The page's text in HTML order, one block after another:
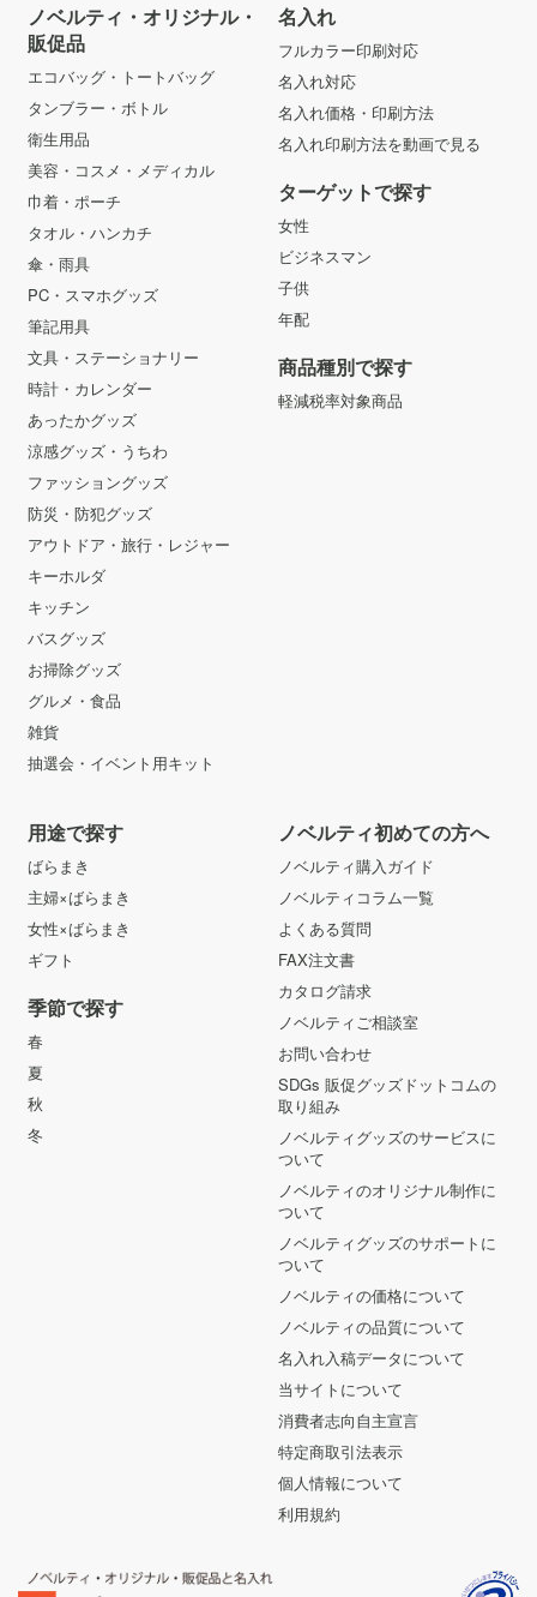
ノベルティ・オリジナル・
販促品
エコバッグ・トートバッグ
タンブラー・ボトル
衛生用品
美容・コスメ・メディカル
巾着・ポーチ
タオル・ハンカチ
傘・雨具
PC・スマホグッズ
筆記用具
文具・ステーショナリー
時計・カレンダー
あったかグッズ
涼感グッズ・うちわ
ファッショングッズ
防災・防犯グッズ
アウトドア・旅行・レジャー
キーホルダ
キッチン
バスグッズ
お掃除グッズ
グルメ・食品
雑貨
抽選会・イベント用キット
名入れ
フルカラー印刷対応
名入れ対応
名入れ価格・印刷方法
名入れ印刷方法を動画で見る
ターゲットで探す
女性
ビジネスマン
子供
年配
商品種別で探す
軽減税率対象商品
用途で探す
ばらまき
主婦×ばらまき
女性×ばらまき
ギフト
季節で探す
春
夏
秋
冬
ノベルティ初めての方へ
ノベルティ購入ガイド
ノベルティコラム一覧
よくある質問
FAX注文書
カタログ請求
ノベルティご相談室
お問い合わせ
SDGs 販促グッズドットコムの
取り組み
ノベルティグッズのサービスに
ついて
ノベルティのオリジナル制作に
ついて
ノベルティグッズのサポートに
ついて
ノベルティの価格について
ノベルティの品質について
名入れ入稿データについて
当サイトについて
消費者志向自主宣言
特定商取引法表示
個人情報について
利用規約